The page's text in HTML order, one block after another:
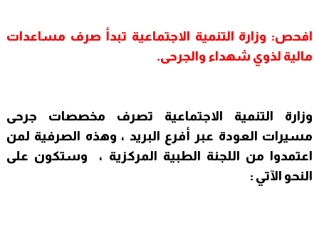
افحص: وزارة التنمية الاجتماعية تبدأ صرف مساعدات
مالية لذوي شهداء والجرحى.
وزارة التنمية الاجتماعية تصرف مخصصات جرحى
مسيرات العودة عبر أفرع البريد ، وهذه الصرفية لمن
اعتمدوا من اللجنة الطبية المركزية ، وستكون على
النحو الآتي :